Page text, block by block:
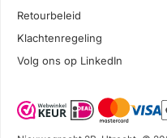
Retourbeleid
Klachtenregeling
Volg ons op LinkedIn